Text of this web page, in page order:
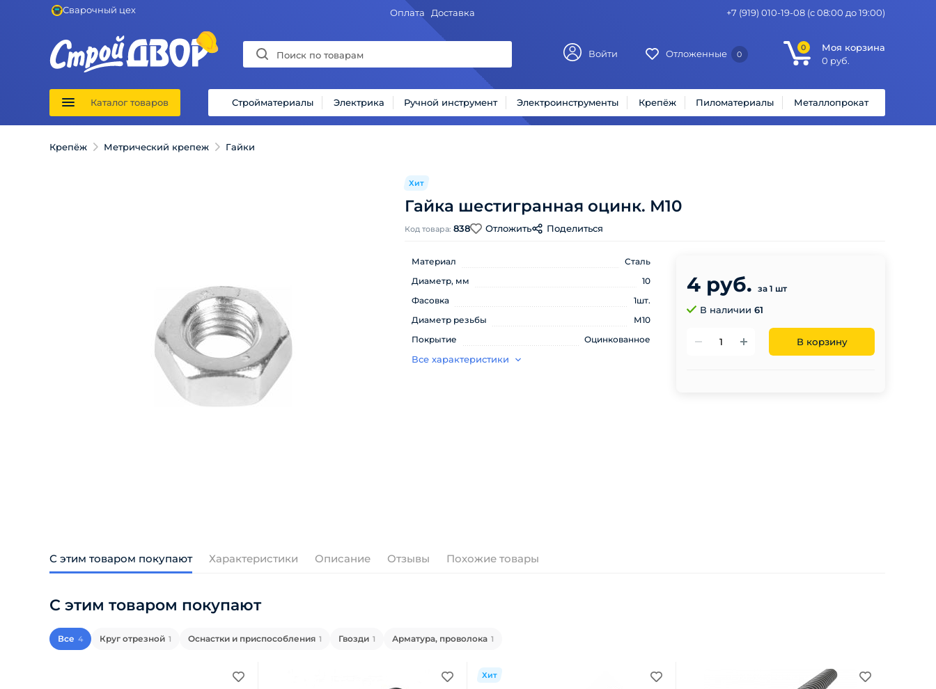
Сварочный цех Оплата Доставка +7 (919) 010-19-08 (с 08:00 до 19:00)
Войти Отложенные 0
0
Моя корзина
0 руб.
Каталог товаров Стройматериалы Электрика Ручной инструмент Электроинструменты Крепёж Пиломатериалы Металлопрокат
Крепёж Метрический крепеж Гайки
Хит
Гайка шестигранная оцинк. М10
Код товара: 838 Отложить Поделиться
Материал
Сталь
Диаметр, мм
10
Фасовка
1шт.
Диаметр резьбы
М10
Покрытие
Оцинкованное
Все характеристики
4 руб. за 1 шт
В наличии 61
В корзину
С этим товаром покупают Характеристики Описание Отзывы Похожие товары
С этим товаром покупают
Все 4 Круг отрезной 1 Оснастки и приспособления 1 Гвозди 1 Арматура, проволока 1
Хит